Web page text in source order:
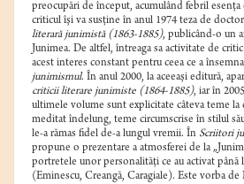
preocupări de început, acumulând febril esenţa
criticul îşi va susţine în anul 1974 teza de
literară junimistă (1863-1885), publicând-o un
Junimea. De altfel, întreaga sa activitate de
acest interes constant pentru ceea ce a
junimismul. În anul 2000, la aceeaşi editură,
criticii literare junimiste (1864-1885), iar în
ultimele volume sunt explicitate câteva teme la
meditat îndelung, teme circumscrise în stilul
le-a rămas fidel de-a lungul vremii. În Scriitori
propune o prezentare a atmosferei de la
portretele unor personalităţi ce au activat până
(Eminescu, Creangă, Caragiale). Este vorba